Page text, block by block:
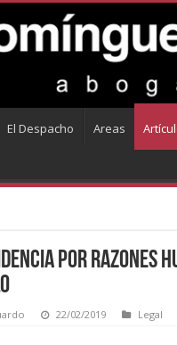
El Despacho Areas
por razones
22/02/2019 Legal